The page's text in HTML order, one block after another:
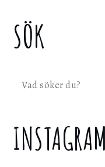
SÖK
Sök
INSTAGRAM